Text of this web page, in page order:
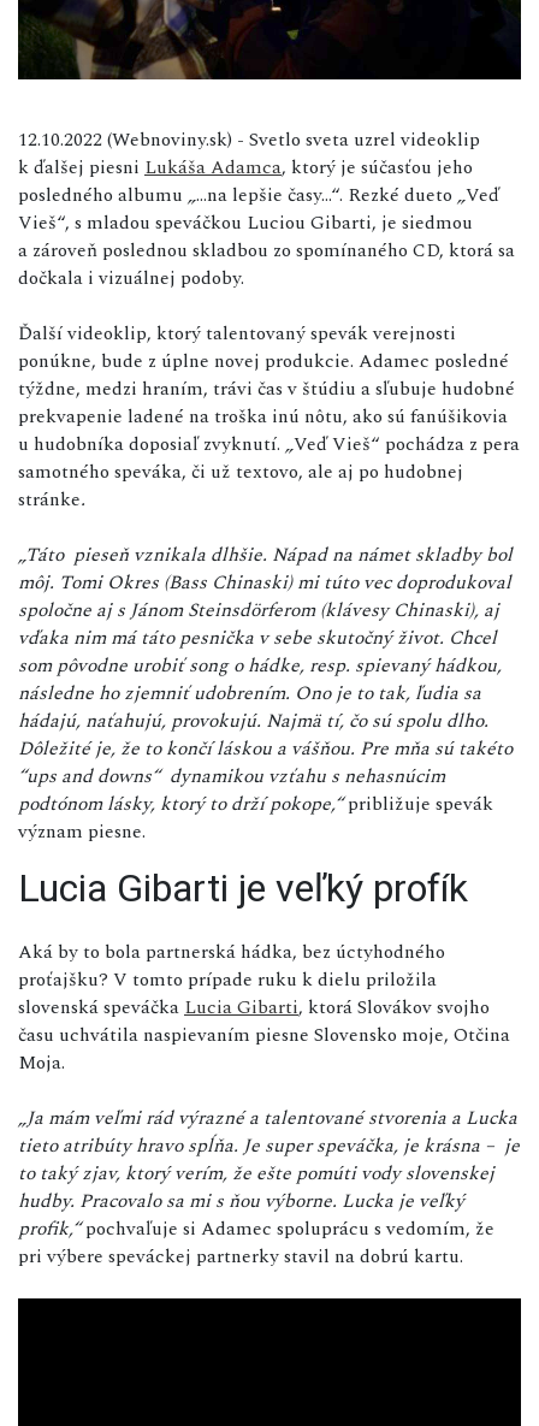
12.10.2022 (Webnoviny.sk) - Svetlo sveta uzrel videoklip
k ďalšej piesni Lukáša Adamca, ktorý je súčasťou jeho
posledného albumu „...na lepšie časy...“. Rezké dueto „Veď
Vieš“, s mladou speváčkou Luciou Gibarti, je siedmou
a zároveň poslednou skladbou zo spomínaného CD, ktorá sa
dočkala i vizuálnej podoby.
Ďalší videoklip, ktorý talentovaný spevák verejnosti
ponúkne, bude z úplne novej produkcie. Adamec posledné
týždne, medzi hraním, trávi čas v štúdiu a sľubuje hudobné
prekvapenie ladené na troška inú nôtu, ako sú fanúšikovia
u hudobníka doposiaľ zvyknutí. „Veď Vieš“ pochádza z pera
samotného speváka, či už textovo, ale aj po hudobnej
stránke.
„Táto pieseň vznikala dlhšie. Nápad na námet skladby bol
môj. Tomi Okres (Bass Chinaski) mi túto vec doprodukoval
spoločne aj s Jánom Steinsdörferom (klávesy Chinaski), aj
vďaka nim má táto pesnička v sebe skutočný život. Chcel
som pôvodne urobiť song o hádke, resp. spievaný hádkou,
následne ho zjemniť udobrením. Ono je to tak, ľudia sa
hádajú, naťahujú, provokujú. Najmä tí, čo sú spolu dlho.
Dôležité je, že to končí láskou a vášňou. Pre mňa sú takéto
“ups and downs“ dynamikou vzťahu s nehasnúcim
podtónom lásky, ktorý to drží pokope,“približuje spevák
význam piesne.
Lucia Gibarti je veľký profík
Aká by to bola partnerská hádka, bez úctyhodného
proťajšku? V tomto prípade ruku k dielu priložila
slovenská speváčka Lucia Gibarti, ktorá Slovákov svojho
času uchvátila naspievaním piesne Slovensko moje, Otčina
Moja.
„Ja mám veľmi rád výrazné a talentované stvorenia a Lucka
tieto atribúty hravo spĺňa. Je super speváčka, je krásna – je
to taký zjav, ktorý verím, že ešte pomúti vody slovenskej
hudby. Pracovalo sa mi s ňou výborne. Lucka je veľký
profik,“pochvaľuje si Adamec spoluprácu s vedomím, že
pri výbere speváckej partnerky stavil na dobrú kartu.